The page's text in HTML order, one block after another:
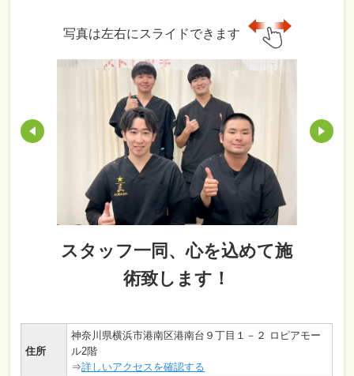
写真は左右にスライドできます
スタッフ一同、心を込めて施
術致します！
住所
神奈川県横浜市港南区港南台９丁目１－２ ロピアモー
ル2階
⇒詳しいアクセスを確認する